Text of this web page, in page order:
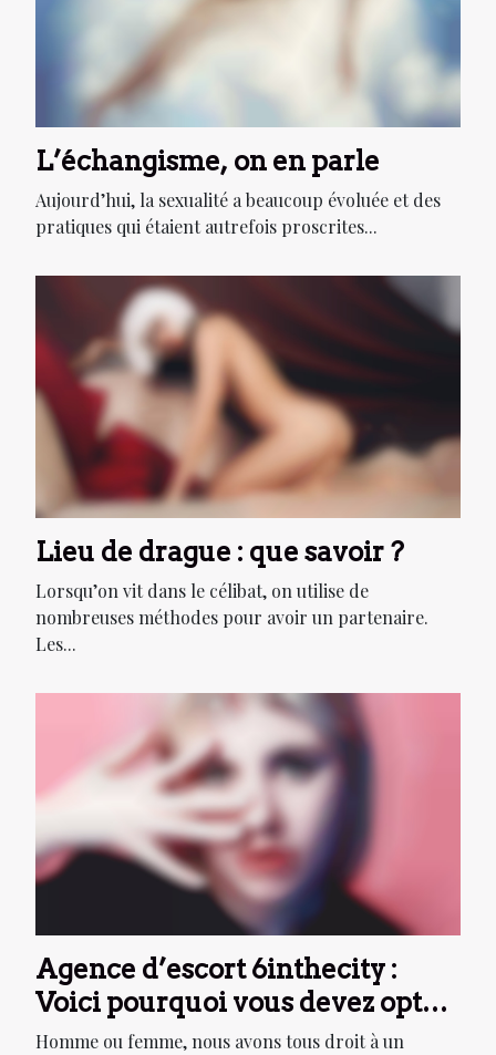
L’échangisme, on en parle
Aujourd’hui, la sexualité a beaucoup évoluée et des
pratiques qui étaient autrefois proscrites...
Lieu de drague : que savoir ?
Lorsqu’on vit dans le célibat, on utilise de
nombreuses méthodes pour avoir un partenaire.
Les...
Agence d’escort 6inthecity :
Voici pourquoi vous devez opter
pour cette agence
Homme ou femme, nous avons tous droit à un